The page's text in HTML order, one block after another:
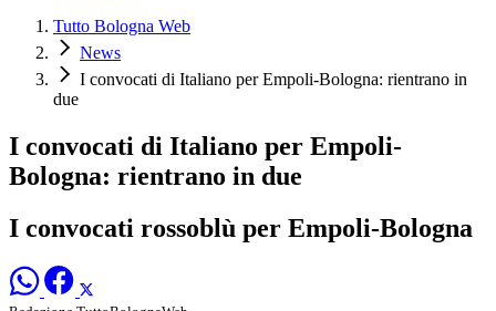
Tutto Bologna Web
News
I convocati di Italiano per Empoli-Bologna: rientrano in
due
I convocati di Italiano per Empoli-
Bologna: rientrano in due
I convocati rossoblù per Empoli-Bologna